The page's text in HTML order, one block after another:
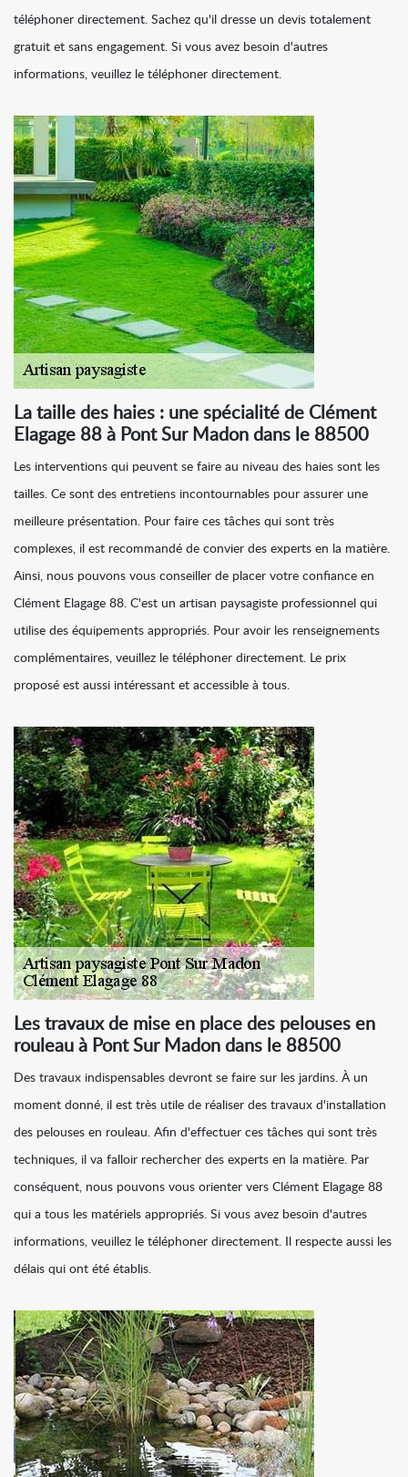
téléphoner directement. Sachez qu'il dresse un devis totalement
gratuit et sans engagement. Si vous avez besoin d'autres
informations, veuillez le téléphoner directement.
La taille des haies : une spécialité de Clément
Elagage 88 à Pont Sur Madon dans le 88500
Les interventions qui peuvent se faire au niveau des haies sont les
tailles. Ce sont des entretiens incontournables pour assurer une
meilleure présentation. Pour faire ces tâches qui sont très
complexes, il est recommandé de convier des experts en la matière.
Ainsi, nous pouvons vous conseiller de placer votre confiance en
Clément Elagage 88. C'est un artisan paysagiste professionnel qui
utilise des équipements appropriés. Pour avoir les renseignements
complémentaires, veuillez le téléphoner directement. Le prix
proposé est aussi intéressant et accessible à tous.
Les travaux de mise en place des pelouses en
rouleau à Pont Sur Madon dans le 88500
Des travaux indispensables devront se faire sur les jardins. À un
moment donné, il est très utile de réaliser des travaux d'installation
des pelouses en rouleau. Afin d'effectuer ces tâches qui sont très
techniques, il va falloir rechercher des experts en la matière. Par
conséquent, nous pouvons vous orienter vers Clément Elagage 88
qui a tous les matériels appropriés. Si vous avez besoin d'autres
informations, veuillez le téléphoner directement. Il respecte aussi les
délais qui ont été établis.